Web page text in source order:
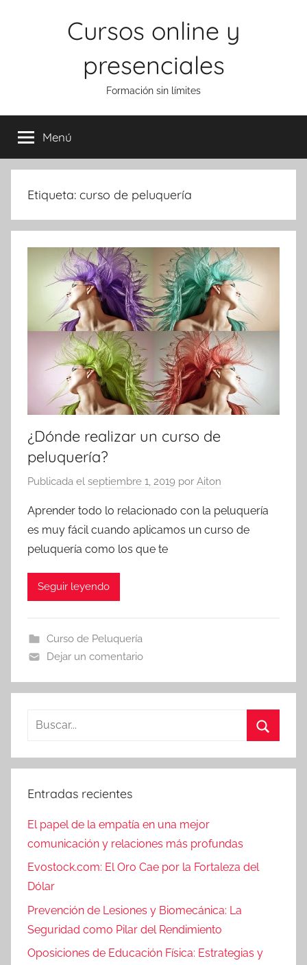
Cursos online y
presenciales
Formación sin límites
Menú
Etiqueta: curso de peluquería
¿Dónde realizar un curso de
peluquería?
Publicada el septiembre 1, 2019 por Aiton
Aprender todo lo relacionado con la peluquería
es muy fácil cuando aplicamos un curso de
peluquería como los que te
Seguir leyendo
Curso de Peluquería
Dejar un comentario
Buscar:
Entradas recientes
El papel de la empatía en una mejor
comunicación y relaciones más profundas
Evostock.com: El Oro Cae por la Fortaleza del
Dólar
Prevención de Lesiones y Biomecánica: La
Seguridad como Pilar del Rendimiento
Oposiciones de Educación Física: Estrategias y